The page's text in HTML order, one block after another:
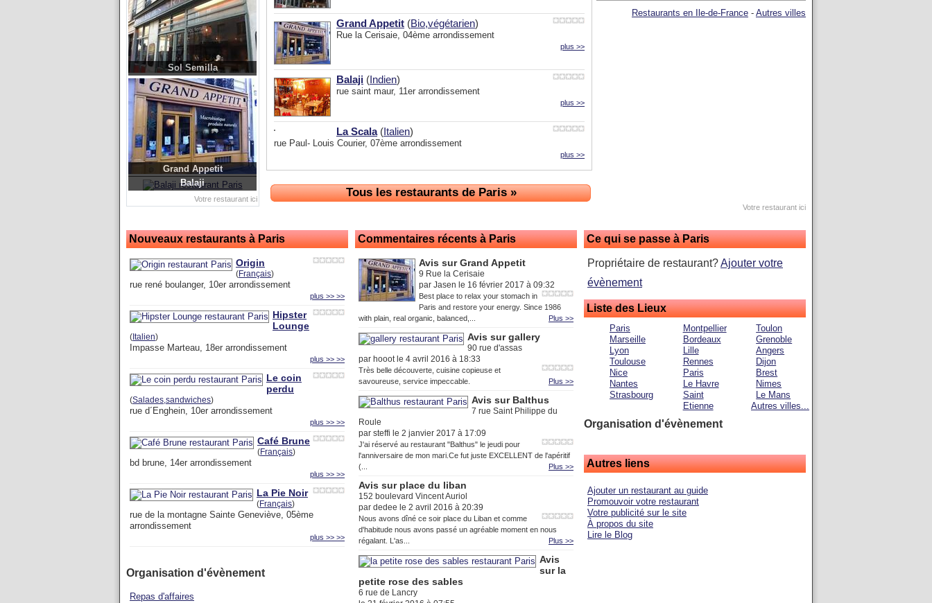
Restaurants en Ile-de-France - Autres villes
Votre restaurant ici
Grand Appetit (Bio,végétarien)
Rue la Cerisaie, 04ème arrondissement
plus >>
Balaji (Indien)
rue saint maur, 11er arrondissement
plus >>
La Scala (Italien)
rue Paul- Louis Courier, 07ème arrondissement
plus >>
Tous les restaurants de Paris »
Sol Semilla
Grand Appetit
Balaji
Votre restaurant ici
Ce qui se passe à Paris
Propriétaire de restaurant?Ajouter votre
évènement
Liste des Lieux
Paris
Marseille
Lyon
Toulouse
Nice
Nantes
Strasbourg
Montpellier
Bordeaux
Lille
Rennes
Paris
Le Havre
Saint
Etienne
Toulon
Grenoble
Angers
Dijon
Brest
Nimes
Le Mans
Autres villes...
Organisation d'évènement
Autres liens
Ajouter un restaurant au guide
Promouvoir votre restaurant
Votre publicité sur le site
À propos du site
Lire le Blog
Commentaires récents à Paris
Avis sur Grand Appetit
9 Rue la Cerisaie
par Jasen le 16 février 2017 à 09:32
Best place to relax your stomach in
Paris and restore your energy. Since 1986
with plain, real organic, balanced,...
Plus >>
Avis sur gallery
90 rue d'assas
par hooot le 4 avril 2016 à 18:33
Très belle découverte, cuisine copieuse et
savoureuse, service impeccable.
Plus >>
Avis sur Balthus
7 rue Saint Philippe du
Roule
par steffi le 2 janvier 2017 à 17:09
J'ai réservé au restaurant "Balthus" le jeudi pour
l'anniversaire de mon mari.Ce fut juste EXCELLENT de l'apéritif
(...
Plus >>
Avis sur place du liban
152 boulevard Vincent Auriol
par dedee le 2 avril 2016 à 20:39
Nous avons dîné ce soir place du Liban et comme
d'habitude nous avons passé un agréable moment en nous
régalant. L'as...
Plus >>
Avis
sur la
petite rose des sables
6 rue de Lancry
Nouveaux restaurants à Paris
Origin
(Français)
rue rené boulanger, 10er arrondissement
plus >> >>
Hipster
Lounge
( Italien)
Impasse Marteau, 18er arrondissement
plus >> >>
Le coin
perdu
(Salades,sandwiches)
rue d´Enghein, 10er arrondissement
plus >> >>
Café Brune
(Français)
bd brune, 14er arrondissement
plus >> >>
La Pie Noir
(Français)
rue de la montagne Sainte Geneviève, 05ème
arrondissement
plus >> >>
Organisation d'évènement
Repas d'affaires